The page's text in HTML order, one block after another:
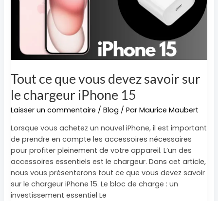
Tout ce que vous devez savoir sur
le chargeur iPhone 15
Laisser un commentaire /Blog / ParMaurice Maubert
Lorsque vous achetez un nouvel iPhone, il est important
de prendre en compte les accessoires nécessaires
pour profiter pleinement de votre appareil. L’un des
accessoires essentiels est le chargeur. Dans cet article,
nous vous présenterons tout ce que vous devez savoir
sur le chargeur iPhone 15. Le bloc de charge : un
investissement essentiel Le
chargeur
iPhone
15